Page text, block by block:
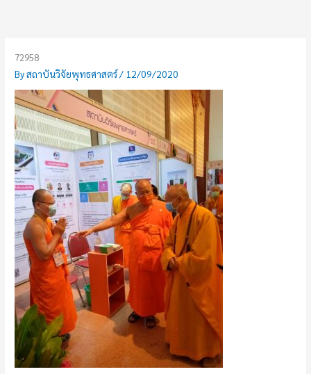
72958
Byสถาบันวิจัยพุทธศาสตร์/ 12/09/2020